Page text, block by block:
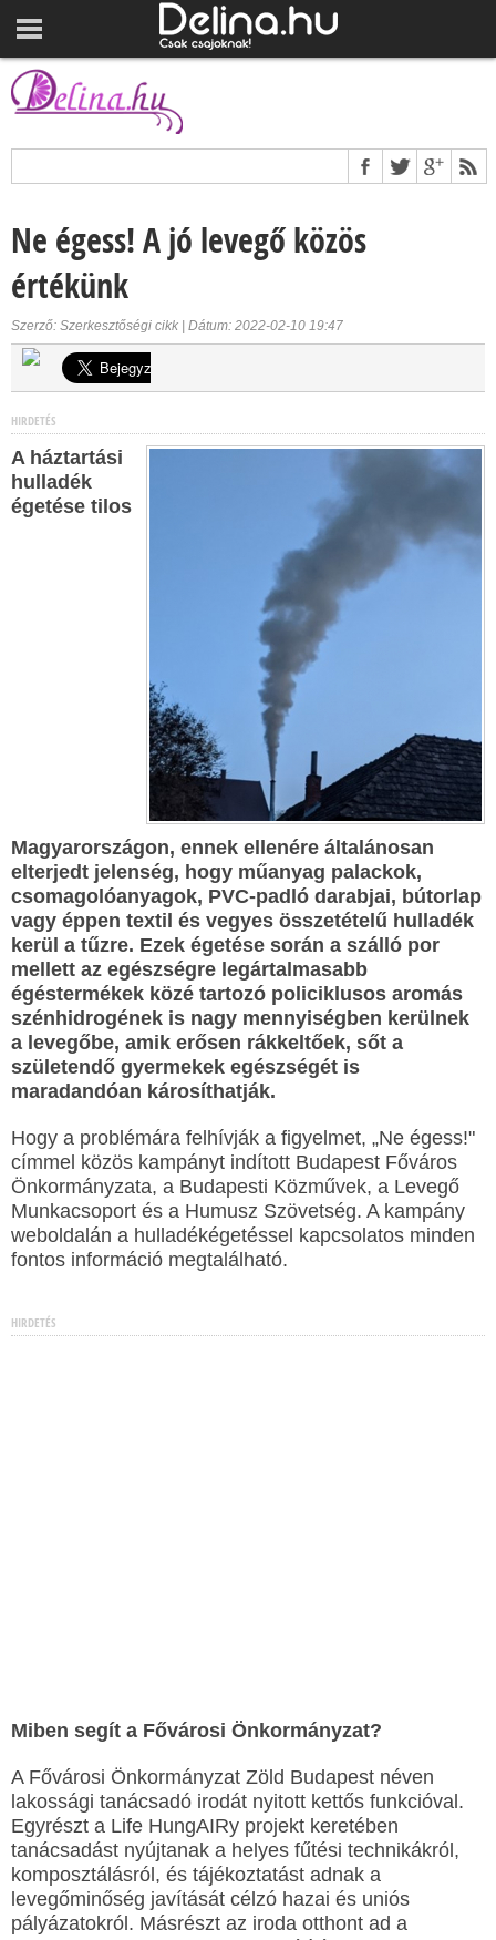
Ne égess! A jó levegő közös
értékünk
Szerző: Szerkesztőségi cikk | Dátum: 2022-02-10 19:47
HIRDETÉS
A háztartási
hulladék
égetése tilos
Magyarországon, ennek ellenére általánosan
elterjedt jelenség, hogy műanyag palackok,
csomagolóanyagok, PVC-padló darabjai, bútorlap
vagy éppen textil és vegyes összetételű hulladék
kerül a tűzre. Ezek égetése során a szálló por
mellett az egészségre legártalmasabb
égéstermékek közé tartozó policiklusos aromás
szénhidrogének is nagy mennyiségben kerülnek
a levegőbe, amik erősen rákkeltőek, sőt a
születendő gyermekek egészségét is
maradandóan károsíthatják.
Hogy a problémára felhívják a figyelmet, „Ne égess!"
címmel közös kampányt indított Budapest Főváros
Önkormányzata, a Budapesti Közművek, a Levegő
Munkacsoport és a Humusz Szövetség. A kampány
weboldalán a hulladékégetéssel kapcsolatos minden
fontos információ megtalálható.
HIRDETÉS
Miben segít a Fővárosi Önkormányzat?
A Fővárosi Önkormányzat Zöld Budapest néven
lakossági tanácsadó irodát nyitott kettős funkcióval.
Egyrészt a Life HungAIRy projekt keretében
tanácsadást nyújtanak a helyes fűtési technikákról,
komposztálásról, és tájékoztatást adnak a
levegőminőség javítását célzó hazai és uniós
pályázatokról. Másrészt az iroda otthont ad a